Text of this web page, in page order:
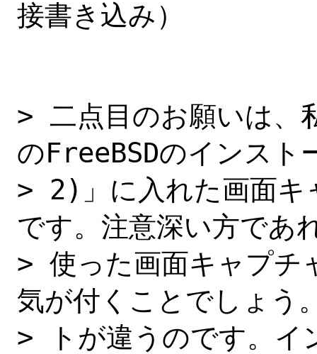
接書き込み）
> 二点目のお願いは、
のFreeBSDのインスト
> 2)」に入れた画面キ
です。注意深い方であ
> 使った画面キャプチ
気が付くことでしょう
> トが違うのです。イ